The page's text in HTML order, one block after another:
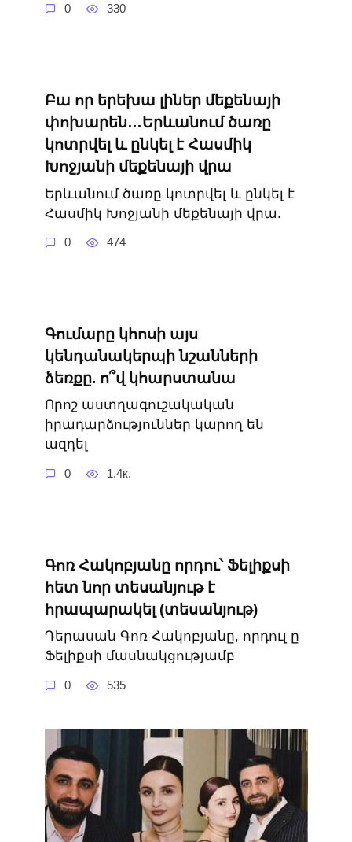
0 330
Բա որ երեխա լիներ մեքենայի
փոխարեն…Երևանում ծառը
կոտրվել և ընկել է Հասմիկ
Խոջյանի մեքենայի վրա
Երևանում ծառը կոտրվել և ընկել է
Հասմիկ Խոջյանի մեքենայի վրա.
0 474
Գումարը կհոսի այս
կենդանակերպի նշանների
ձեռքը. ո՞վ կհարստանա
Որոշ աստղագուշակական
իրադարձություններ կարող են
ազդել
0 1.4к.
Գոռ Հակոբյանը որդու՝ Ֆելիքսի
հետ նոր տեսանյութ է
հրապարակել (տեսանյութ)
Դերասան Գոռ Հակոբյանը, որդուլ ը
Ֆելիքսի մասնակցությամբ
0 535